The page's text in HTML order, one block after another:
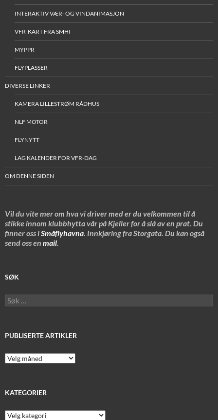
INTERAKTIV VÆR- OG VINDANIMASJON
VFR-KART FRA SMHI
MYPPR
FLYPLASSER
DIVERSE LINKER
KAMERA LILLESTRØM RÅDHUS
NLF MOTOR
FLYNYTT
LAG KALENDER FOR VFR-DAG
OM DENNE SIDEN
Vil du vite mer om hva vi driver med er du velkommen til å
stikke innom klubbhytta vår på Kjeller for å slå av en prat. Du
finner oss iSmåflyhavna. Innkjøring fra Storgata. Du kan også
send oss en mail.
SØK
Søk
etter:
PUBLISERTE ARTIKLER
Publiserte
artikler
KATEGORIER
Kategorier